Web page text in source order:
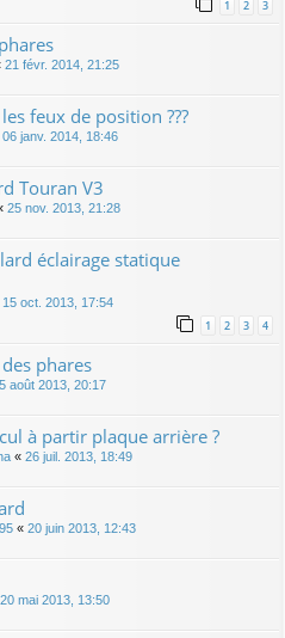
1 2 3
21 févr. 2014, 21:25
feux de position ???
06 janv. 2014, 18:46
Touran V3
25 nov. 2013, 21:28
éclairage statique
15 oct. 2013, 17:54
1 2 3 4
phares
août 2013, 20:17
à partir plaque arrière ?
« 26 juil. 2013, 18:49
« 20 juin 2013, 12:43
20 mai 2013, 13:50